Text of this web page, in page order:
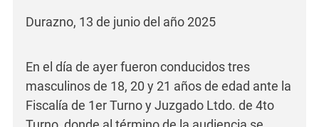
Durazno, 13 de junio del año 2025
En el día de ayer fueron conducidos tres
masculinos de 18, 20 y 21 años de edad ante la
Fiscalía de 1er Turno y Juzgado Ltdo. de 4to